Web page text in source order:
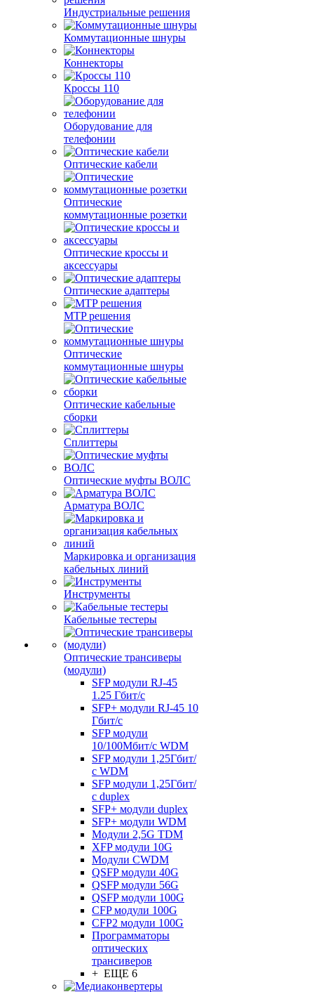
Индустриальные решения
Коммутационные шнуры
Коннекторы
Кроссы 110
Оборудование для
телефонии
Оптические кабели
Оптические
коммутационные розетки
Оптические кроссы и
аксессуары
Оптические адаптеры
MTP решения
Оптические
коммутационные шнуры
Оптические кабельные
сборки
Сплиттеры
Оптические муфты ВОЛС
Арматура ВОЛС
Маркировка и организация
кабельных линий
Инструменты
Кабельные тестеры
Оптические трансиверы
(модули)
SFP модули RJ-45
1.25 Гбит/c
SFP+ модули RJ-45 10
Гбит/c
SFP модули
10/100Мбит/с WDM
SFP модули 1,25Гбит/
с WDM
SFP модули 1,25Гбит/
с duplex
SFP+ модули duplex
SFP+ модули WDM
Модули 2,5G TDM
XFP модули 10G
Модули CWDM
QSFP модули 40G
QSFP модули 56G
QSFP модули 100G
CFP модули 100G
CFP2 модули 100G
Программаторы
оптических
трансиверов
+ ЕЩЕ 6